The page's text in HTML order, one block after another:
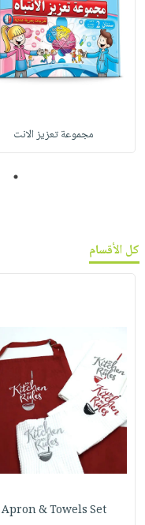
مجموعة تعزيز الانت
1
كل الأقسام
Apron & Towels Set